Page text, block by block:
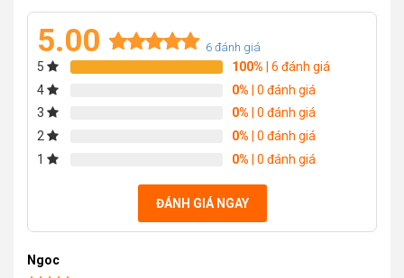
5.00
Rated5.00
6
6 đánh giá
5 100% | 6 đánh giá
4
0% | 0 đánh giá
3
0% | 0 đánh giá
2
0% | 0 đánh giá
1
0% | 0 đánh giá
ĐÁNH GIÁ NGAY
Ngoc